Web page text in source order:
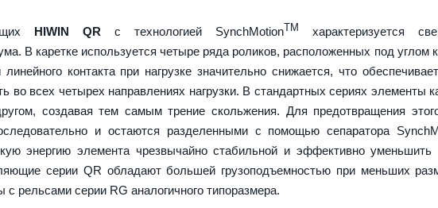
HIWIN QR с технологией SynchMotion TM
характеризуется
В каретке используется четыре ряда роликов, расположенных под углом
контакта при нагрузке значительно снижается, что
во всех четырех направлениях нагрузки. В стандартных сериях элементы
создавая тем самым трение скольжения. Для предотвращения
и остаются разделенными с помощью сепаратора
энергию элемента чрезвычайно стабильной и эффективно уменьшить
серии QR обладают большей грузоподъемностью при меньших
рельсами серии RG аналогичного типоразмера.